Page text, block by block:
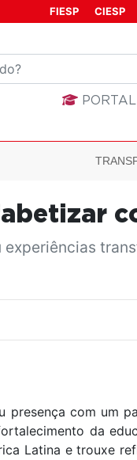
FIESP CIESP
experiências
presença com um
da
Latina e trouxe